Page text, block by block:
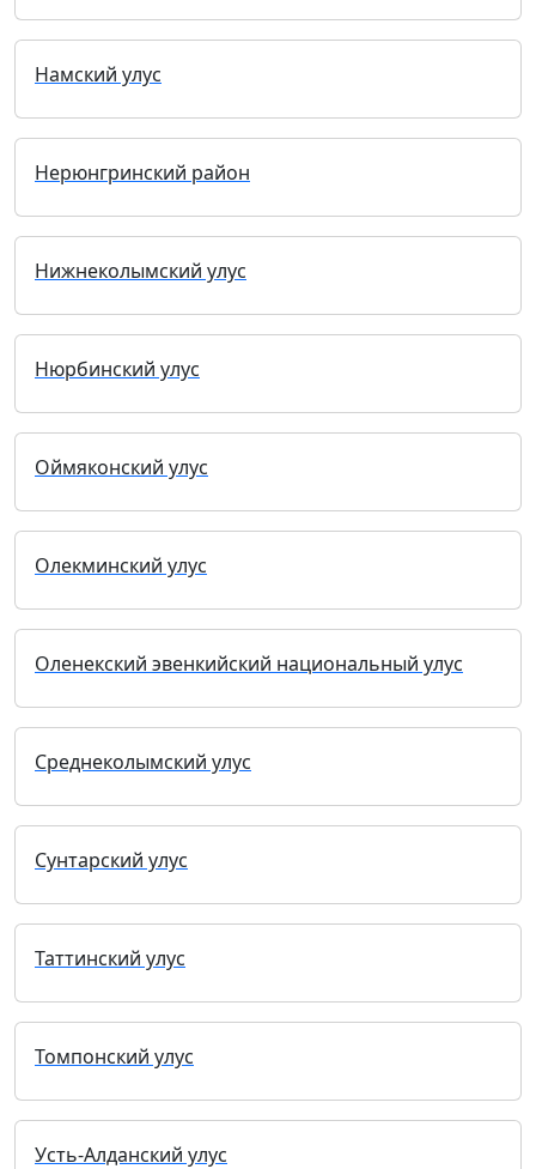
Намский улус
Нерюнгринский район
Нижнеколымский улус
Нюрбинский улус
Оймяконский улус
Олекминский улус
Оленекский эвенкийский национальный улус
Среднеколымский улус
Сунтарский улус
Таттинский улус
Томпонский улус
Усть-Алданский улус